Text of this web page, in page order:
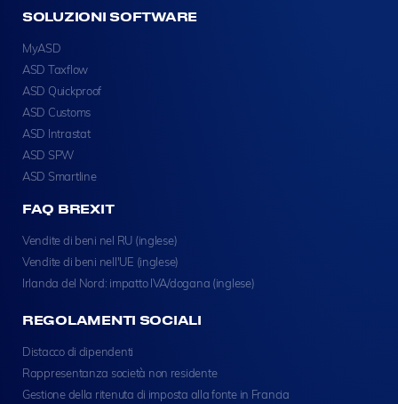
SOLUZIONI SOFTWARE
MyASD
ASD Taxflow
ASD Quickproof
ASD Customs
ASD Intrastat
ASD SPW
ASD Smartline
FAQ BREXIT
Vendite di beni nel RU (inglese)
Vendite di beni nell'UE (inglese)
Irlanda del Nord: impatto IVA/dogana (inglese)
REGOLAMENTI SOCIALI
Distacco di dipendenti
Rappresentanza società non residente
Gestione della ritenuta di imposta alla fonte in Francia